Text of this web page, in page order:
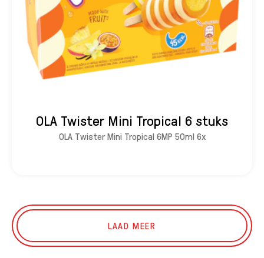
OLA Twister Mini Tropical 6 stuks
OLA Twister Mini Tropical 6MP 50ml 6x
LAAD MEER